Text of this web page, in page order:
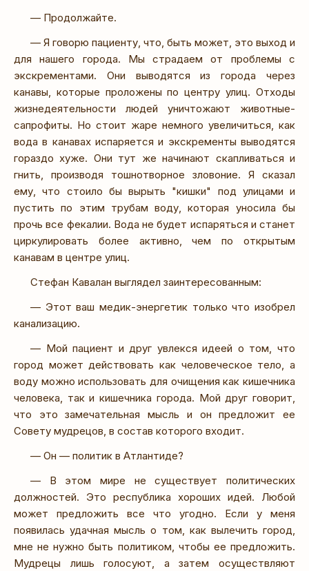
— Продолжайте.
— Я говорю пациенту, что, быть может, это выход и
для нашего города. Мы страдаем от проблемы с
экскрементами. Они выводятся из города через
канавы, которые проложены по центру улиц. Отходы
жизнедеятельности людей уничтожают животные-
сапрофиты. Но стоит жаре немного увеличиться, как
вода в канавах испаряется и экскременты выводятся
гораздо хуже. Они тут же начинают скапливаться и
гнить, производя тошнотворное зловоние. Я сказал
ему, что стоило бы вырыть "кишки" под улицами и
пустить по этим трубам воду, которая уносила бы
прочь все фекалии. Вода не будет испаряться и станет
циркулировать более активно, чем по открытым
канавам в центре улиц.
Стефан Кавалан выглядел заинтересованным:
— Этот ваш медик-энергетик только что изобрел
канализацию.
— Мой пациент и друг увлекся идеей о том, что
город может действовать как человеческое тело, а
воду можно использовать для очищения как кишечника
человека, так и кишечника города. Мой друг говорит,
что это замечательная мысль и он предложит ее
Совету мудрецов, в состав которого входит.
— Он — политик в Атлантиде?
— В этом мире не существует политических
должностей. Это республика хороших идей. Любой
может предложить все что угодно. Если у меня
появилась удачная мысль о том, как вылечить город,
мне не нужно быть политиком, чтобы ее предложить.
Мудрецы лишь голосуют, а затем осуществляют